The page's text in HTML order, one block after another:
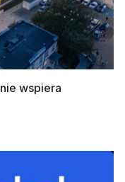
wspiera